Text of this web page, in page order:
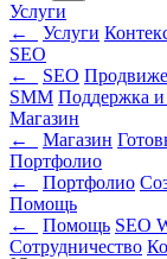
Услуги
←
Услуги
SEO
←
SEO
SMM Поддержка и
Магазин
←
Магазин
Портфолио
←
Портфолио
Помощь
←
Помощь SEO
Сотрудничество